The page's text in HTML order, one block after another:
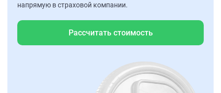
напрямую в страховой компании.
Рассчитать стоимость